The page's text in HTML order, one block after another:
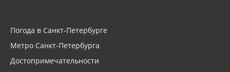
Погода в Санкт-Петербурге
Метро Санкт-Петербурга
Достопримечательности